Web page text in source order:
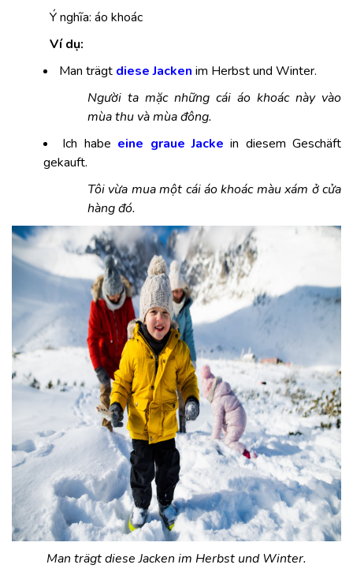
Ý nghĩa: áo khoác
Ví dụ:
Man trägt diese Jacken im Herbst und Winter.
Người ta mặc những cái áo khoác này vào
mùa thu và mùa đông.
Ich habe eine graue Jacke in diesem Geschäft
gekauft.
Tôi vừa mua một cái áo khoác màu xám ở cửa
hàng đó.
Man trägt diese Jacken im Herbst und Winter.